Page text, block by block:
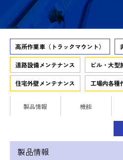
高所作業車（トラックマウント）
道路設備メンテナンス ビル・大型
住宅外壁メンテナンス 工場内各種
製品情報 機能
製品情報